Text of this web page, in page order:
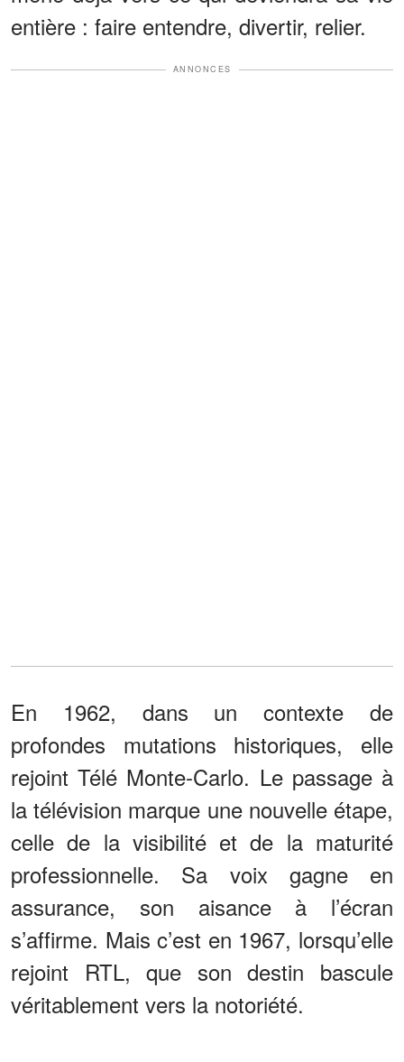
entière : faire entendre, divertir, relier.
ANNONCES
En 1962, dans un contexte de
profondes mutations historiques, elle
rejoint Télé Monte-Carlo. Le passage à
la télévision marque une nouvelle étape,
celle de la visibilité et de la maturité
professionnelle. Sa voix gagne en
assurance, son aisance à l’écran
s’affirme. Mais c’est en 1967, lorsqu’elle
rejoint RTL, que son destin bascule
véritablement vers la notoriété.